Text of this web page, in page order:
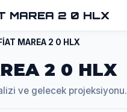
MAREA 2 0 HLX
FİAT MAREA 2 0 HLX
2 0 HLX
ve gelecek projeksiyonu.